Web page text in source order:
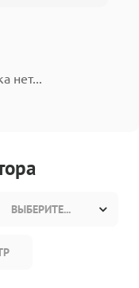
нет...
ВЫБЕРИТЕ...